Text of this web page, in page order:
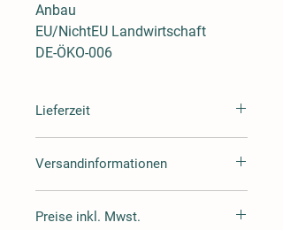
Anbau
EU/NichtEU Landwirtschaft
DE-ÖKO-006
Lieferzeit
Versandinformationen
Preise inkl. Mwst.